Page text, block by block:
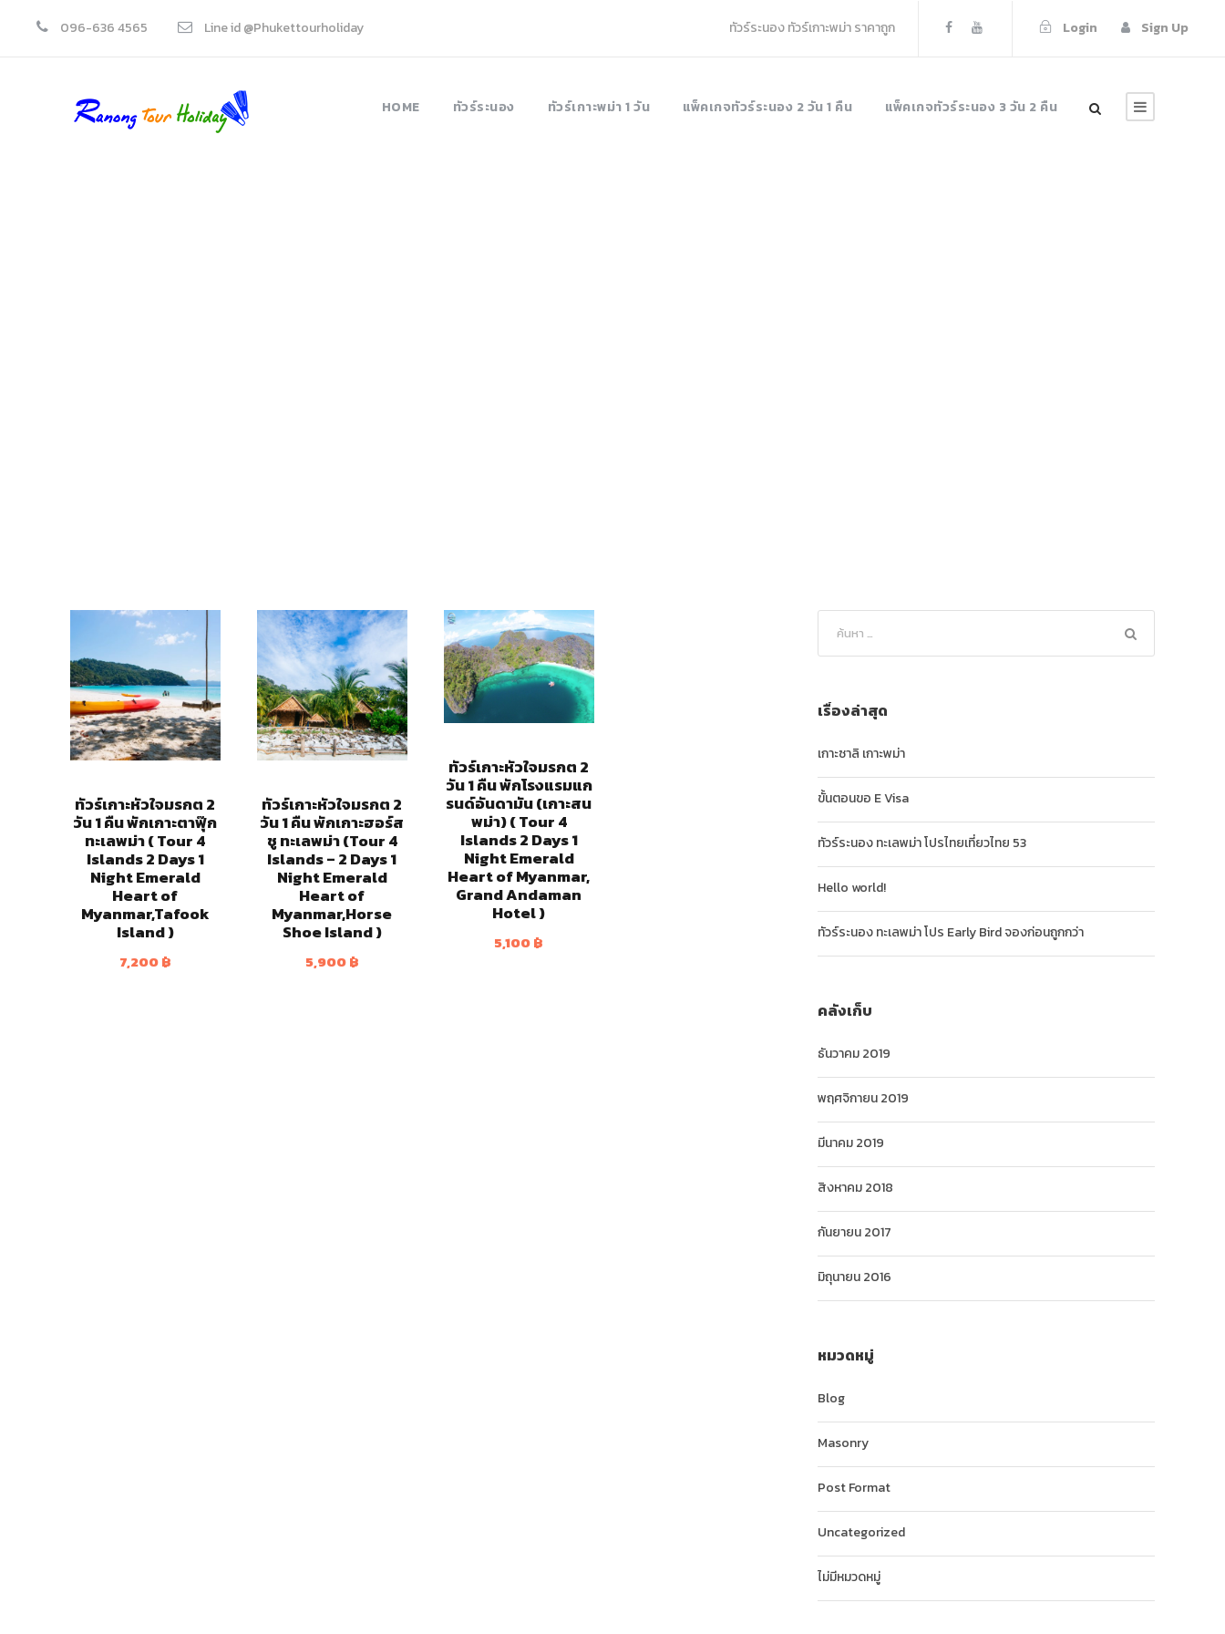
096-636 4565 Line id @Phukettourholiday ทัวร์ระนอง ทัวร์เกาะพม่า ราคาถูก Login Sign Up
HOME ทัวร์ระนอง ทัวร์เกาะพม่า 1 วัน แพ็คเกจทัวร์ระนอง 2 วัน 1 คืน แพ็คเกจทัวร์ระนอง 3 วัน 2 คืน
ทัวร์เกาะหัวใจมรกต 2
วัน 1 คืน พักเกาะตาฟุ๊ก
ทะเลพม่า ( Tour 4
Islands 2 Days 1
Night Emerald
Heart of
Myanmar,Tafook
Island )
7,200฿
ทัวร์เกาะหัวใจมรกต 2
วัน 1 คืน พักเกาะฮอร์ส
ชู ทะเลพม่า (Tour 4
Islands – 2 Days 1
Night Emerald
Heart of
Myanmar,Horse
Shoe Island )
5,900฿
ทัวร์เกาะหัวใจมรกต 2
วัน 1 คืน พักโรงแรมแก
รนด์อันดามัน (เกาะสน
พม่า) ( Tour 4
Islands 2 Days 1
Night Emerald
Heart of Myanmar,
Grand Andaman
Hotel )
5,100฿
เรื่องล่าสุด
เกาะซาลิ เกาะพม่า
ขั้นตอนขอ E Visa
ทัวร์ระนอง ทะเลพม่า โปรไทยเที่ยวไทย 53
Hello world!
ทัวร์ระนอง ทะเลพม่า โปร Early Bird จองก่อนถูกกว่า
คลังเก็บ
ธันวาคม 2019
พฤศจิกายน 2019
มีนาคม 2019
สิงหาคม 2018
กันยายน 2017
มิถุนายน 2016
หมวดหมู่
Blog
Masonry
Post Format
Uncategorized
ไม่มีหมวดหมู่